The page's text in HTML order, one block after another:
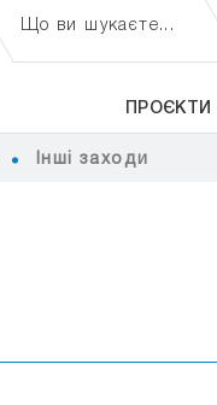
Що ви шукаєте...
ПРОЄКТИ
Iншi заходи